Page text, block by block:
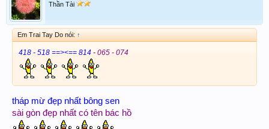
Thần Tài
Em Trai Tay Do nói: ↑
418 - 518 ==><== 814 - 065 - 074
tháp mừ đẹp nhất bông sen
sài gòn đẹp nhất có tên bác hồ